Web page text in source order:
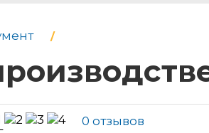
0 отзывов